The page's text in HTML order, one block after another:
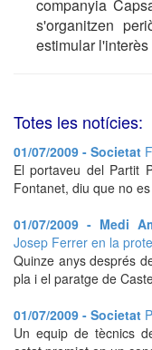
companyia
s'organitzen
estimular
Totes les notícies:
01/07/2009 - Societat
El portaveu del Partit
Fontanet, diu que no
01/07/2009 - Medi
Josep Ferrer en la
Quinze anys després
pla i el paratge de
01/07/2009 - Societat
Un equip de tècnics